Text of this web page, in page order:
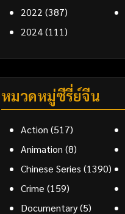
2022 (387)
2024(111)
หมวดหมู่ซีรี่ย์จีน
Action (517)
Animation (8)
Chinese Series (1390)
Crime (159)
Documentary(5)